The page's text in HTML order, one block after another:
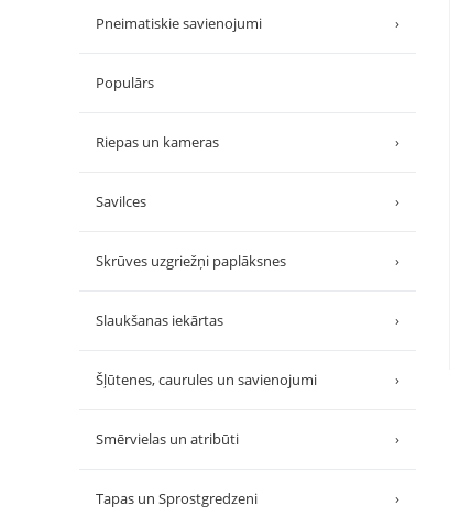
Pneimatiskie savienojumi ›
Populārs
Riepas un kameras ›
Savilces ›
Skrūves uzgriežņi paplāksnes ›
Slaukšanas iekārtas ›
Šļūtenes, caurules un savienojumi ›
Smērvielas un atribūti ›
Tapas un Sprostgredzeni ›